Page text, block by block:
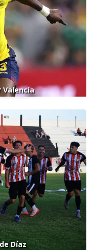
Valencia
Díaz